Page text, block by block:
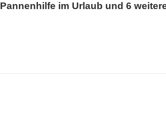
Pannenhilfe im Urlaub und 6